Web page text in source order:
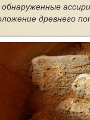
древнего